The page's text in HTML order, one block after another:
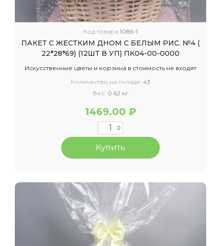
Код товара 1085-1
ПАКЕТ С ЖЕСТКИМ ДНОМ С БЕЛЫМ РИС. №4 (
22*28*69) (12ШТ В УП) ПК04-00-0000
Искусственные цветы и корзина в стоимость не входят
Количество на складе: 43
Вес: 0.62 кг
1469.00 ₽
Купить